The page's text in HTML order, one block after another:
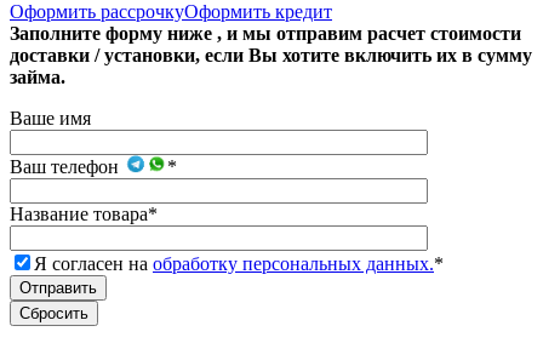
Оформить рассрочкуОформить кредит
Заполните форму ниже , и мы отправим расчет стоимости
доставки / установки, если Вы хотите включить их в сумму
займа.
Ваше имя
Ваш телефон *
Название товара*
Я согласен на обработку персональных данных.*